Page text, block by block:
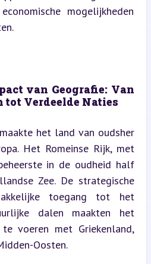
mogelijkheden
van Geografie: Van
tot Verdeelde Naties
het land van oudsher
Het Romeinse Rijk, met
in de oudheid half
Zee. De strategische
toegang tot het
dalen maakten het
voeren met Griekenland,
Oosten.